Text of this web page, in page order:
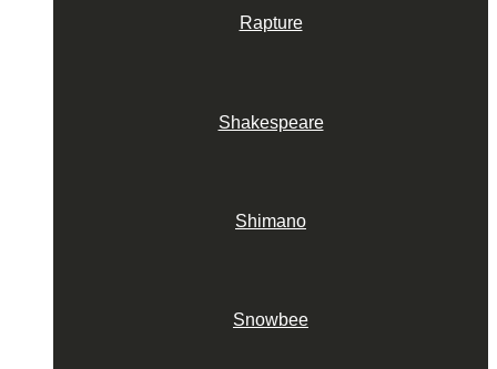
Rapture
Shakespeare
Shimano
Snowbee